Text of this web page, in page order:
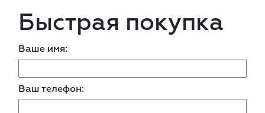
Быстрая покупка
Ваше имя:
Ваш телефон: